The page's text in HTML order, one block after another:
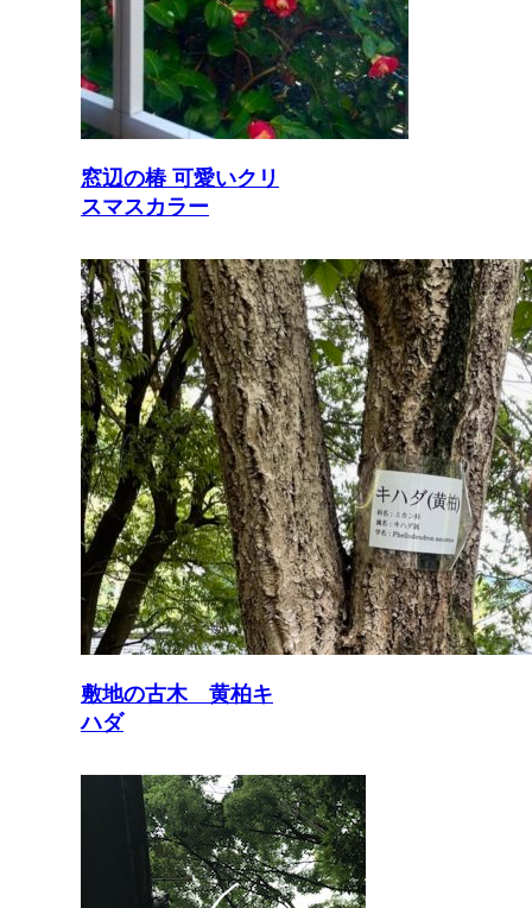
窓辺の椿 可愛いクリ
スマスカラー
敷地の古木 黄柏キ
ハダ